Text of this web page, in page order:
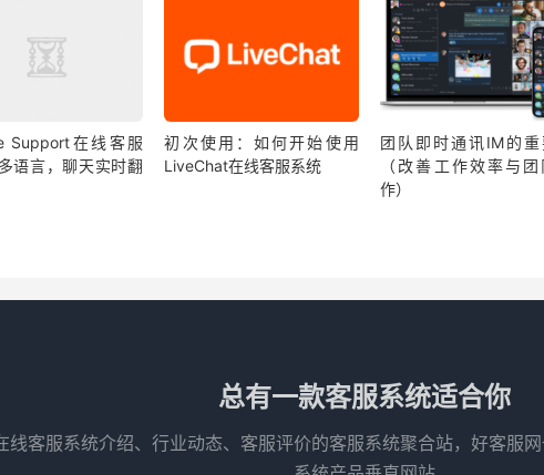
Support在线客服
语言，聊天实时翻
初次使用：如何开始使用
LiveChat在线客服系统
团队即时通讯IM的重
（改善工作效率与团
作）
总有一款客服系统适合你
线客服系统介绍、行业动态、客服评价的客服系统聚合站，好客服